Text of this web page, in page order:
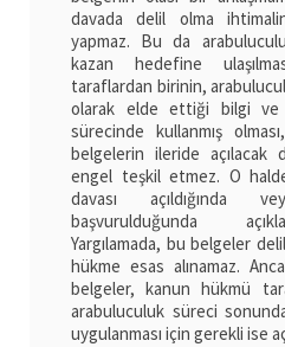
davada delil olma
yapmaz. Bu da
kazan hedefine
taraflardan birinin,
olarak elde ettiği bilgi ve
sürecinde kullanmış
belgelerin ileride açılacak
engel teşkil etmez. O
davası açıldığında
başvurulduğunda
Yargılamada, bu belgeler
hükme esas alınamaz.
belgeler, kanun hükmü
arabuluculuk süreci
uygulanması için gerekli ise